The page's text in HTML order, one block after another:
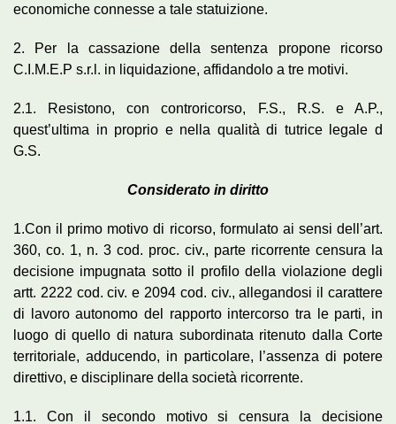
economiche connesse a tale statuizione.
2. Per la cassazione della sentenza propone ricorso
C.I.M.E.P s.r.l. in liquidazione, affidandolo a tre motivi.
2.1. Resistono, con controricorso, F.S., R.S. e A.P.,
quest’ultima in proprio e nella qualità di tutrice legale d
G.S.
Considerato in diritto
1.Con il primo motivo di ricorso, formulato ai sensi dell’art.
360, co. 1, n. 3 cod. proc. civ., parte ricorrente censura la
decisione impugnata sotto il profilo della violazione degli
artt. 2222 cod. civ. e 2094 cod. civ., allegandosi il carattere
di lavoro autonomo del rapporto intercorso tra le parti, in
luogo di quello di natura subordinata ritenuto dalla Corte
territoriale, adducendo, in particolare, l’assenza di potere
direttivo, e disciplinare della società ricorrente.
1.1. Con il secondo motivo si censura la decisione